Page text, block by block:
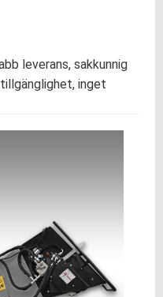
leverans, sakkunnig
inget